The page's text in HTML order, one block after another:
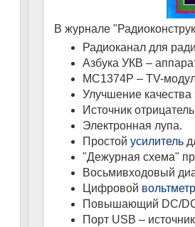
В журнале
Радиоканал для
Азбука УКВ –
МС1374Р – TV-
Улучшение качества
Источник
Электронная лупа.
Простой усилитель
"Дежурная схема"
Восьмивходовый
Цифровой вольтметр
Повышающий DC/
Порт USB –